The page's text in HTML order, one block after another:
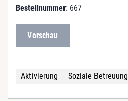
Bestellnummer: 667
Vorschau
Aktivierung Soziale Betreuung